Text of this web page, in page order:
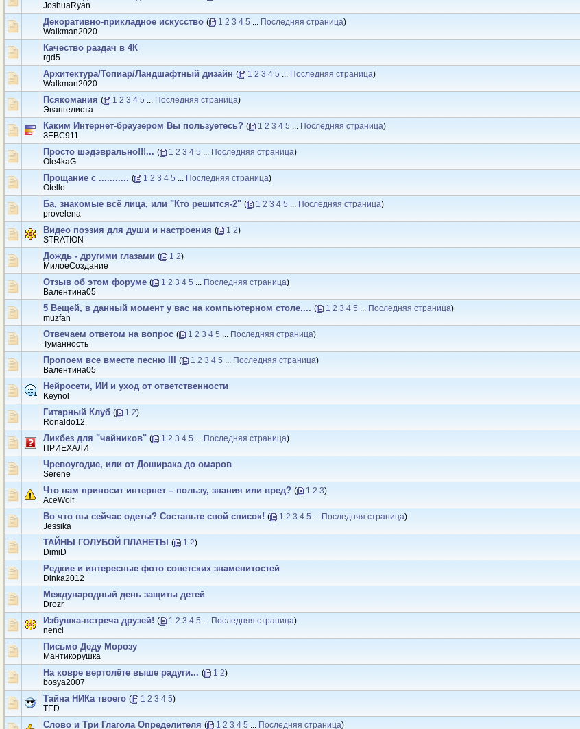
JoshuaRyan
Декоративно-прикладное искусство ( 1 2 3 4 5 ... Последняя страница)
Walkman2020
Качество раздач в 4К
rgd5
Архитектура/Топиар/Ландшафтный дизайн ( 1 2 3 4 5 ... Последняя страница)
Walkman2020
Псякомания ( 1 2 3 4 5 ... Последняя страница)
Эвангелиста
Каким Интернет-браузером Вы пользуетесь? ( 1 2 3 4 5 ... Последняя страница)
ЗЕВС911
Просто шэдэврально!!!... ( 1 2 3 4 5 ... Последняя страница)
Ole4kaG
Прощание с ........... ( 1 2 3 4 5 ... Последняя страница)
Otello
Ба, знакомые всё лица, или "Кто решится-2" ( 1 2 3 4 5 ... Последняя страница)
provelena
Видео поэзия для души и настроения ( 1 2)
STRATION
Дождь - другими глазами ( 1 2)
МилоеСоздание
Отзыв об этом форуме ( 1 2 3 4 5 ... Последняя страница)
Валентина05
5 Вещей, в данный момент у вас на компьютерном столе.... ( 1 2 3 4 5 ... Последняя страница)
muzfan
Отвечаем ответом на вопрос ( 1 2 3 4 5 ... Последняя страница)
Туманность
Пропоем все вместе песню III ( 1 2 3 4 5 ... Последняя страница)
Валентина05
Нейросети, ИИ и уход от ответственности
Keynol
Гитарный Клуб ( 1 2)
Ronaldo12
Ликбез для "чайников" ( 1 2 3 4 5 ... Последняя страница)
ПРИЕХАЛИ
Чревоугодие, или от Доширака до омаров
Serene
Что нам приносит интернет – пользу, знания или вред? ( 1 2 3)
AceWolf
Во что вы сейчас одеты? Составьте свой список! ( 1 2 3 4 5 ... Последняя страница)
Jеssikа
ТАЙНЫ ГОЛУБОЙ ПЛАНЕТЫ ( 1 2)
DimiD
Редкие и интересные фото советских знаменитостей
Dinka2012
Международный день защиты детей
Drozr
Избушка-встреча друзей! ( 1 2 3 4 5 ... Последняя страница)
nenci
Письмо Деду Морозу
Мантикорушка
На ковре вертолёте выше радуги... ( 1 2)
bosya2007
Тайна НИКа твоего ( 1 2 3 4 5)
TED
Слово и Три Глагола Определителя ( 1 2 3 4 5 ... Последняя страница)